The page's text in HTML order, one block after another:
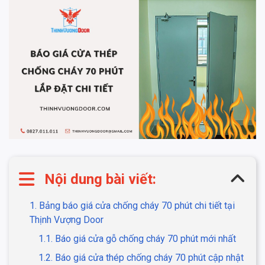
Nội dung bài viết:
1. Bảng báo giá cửa chống cháy 70 phút chi tiết tại
Thịnh Vượng Door
1.1. Báo giá cửa gỗ chống cháy 70 phút mới nhất
1.2. Báo giá cửa thép chống cháy 70 phút cập nhật